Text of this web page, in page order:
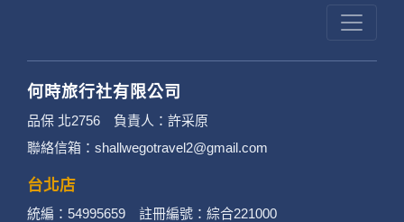
何時旅行社有限公司
品保 北2756 負責人：許采原
聯絡信箱：shallwegotravel2@gmail.com
台北店
統編：54995659 註冊編號：綜合221000